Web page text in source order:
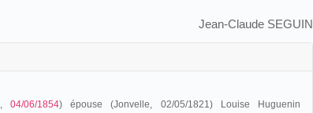
Jean-Claude SEGUIN
,04/06/1854) épouse (Jonvelle, 02/05/1821) Louise Huguenin